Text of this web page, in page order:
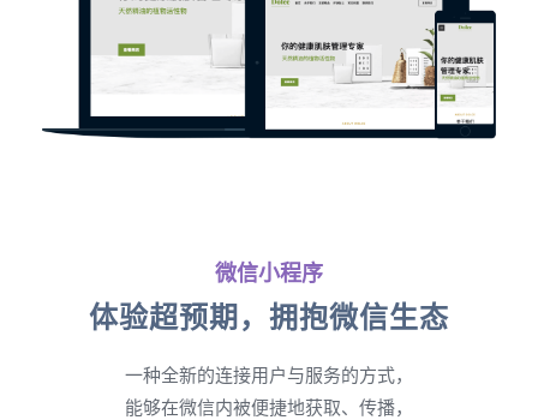
微信小程序
体验超预期，拥抱微信生态
一种全新的连接用户与服务的方式，
能够在微信内被便捷地获取、传播，